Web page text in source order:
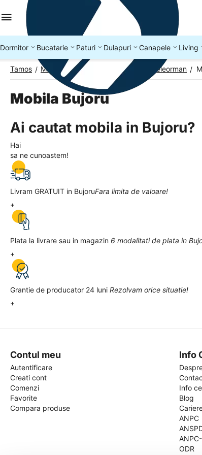
Dormitor Bucatarie Paturi Dulapuri Canapele Living
Tamos / Mobila Romania Mobila Judetul Teleorman /
Mobila Bujoru
Ai cautat mobila in Bujoru?
Hai
sa ne cunoastem!
Livram GRATUIT in BujoruFara limita de valoare!
+
Plata la livrare sau in magazin 6 modalitati de plata in
+
Grantie de producator 24 luni Rezolvam orice situatie!
+
Contul meu
Autentificare
Creati cont
Comenzi
Favorite
Compara produse
Info
Info
Blog
ANPC
ANPC-
ODR